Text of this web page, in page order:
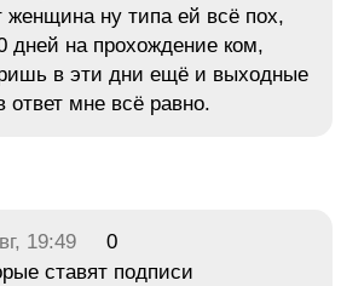
женщина ну типа ей всё пох,
дней на прохождение ком,
в эти дни ещё и выходные
ответ мне всё равно.
19:49
0
ставят подписи